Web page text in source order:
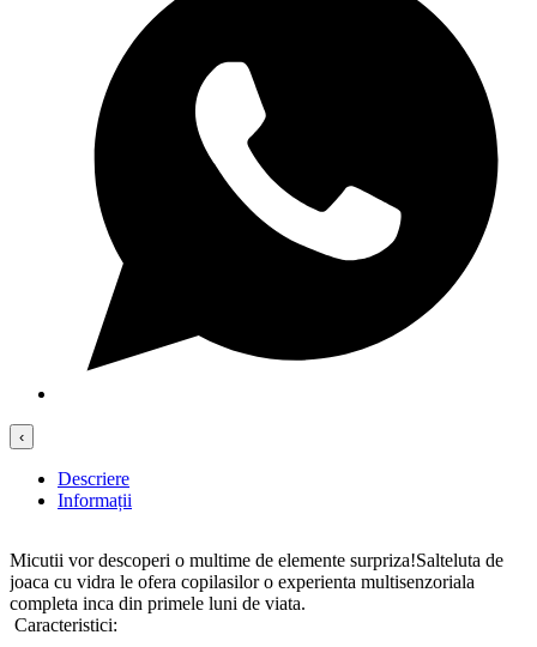
‹
Descriere
Informații
Micutii vor descoperi o multime de elemente surpriza!Salteluta de
joaca cu vidra le ofera copilasilor o experienta multisenzoriala
completa inca din primele luni de viata.
Caracteristici: